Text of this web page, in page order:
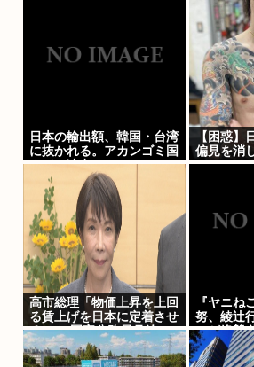
日本の輸出額、韓国・台湾
に抜かれる。アカンゴミ国
すぎて涙出てきた…
【困惑】
偏見を消
ど・・・
高市総理「物価上昇を上回
る賃上げを日本に定着させ
る」 →国家公務員月給
3.51%増へ 人事院の勧告
を受け
『ヤニね
努、綾辻
ーが絶賛
でも議論